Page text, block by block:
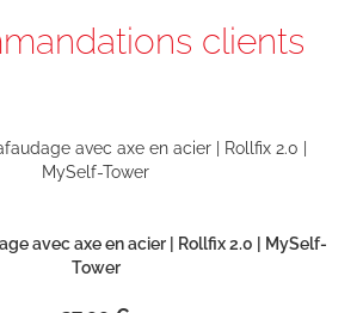
clients
avec axe en acier | Rollfix 2.0 | MySelf-
Tower